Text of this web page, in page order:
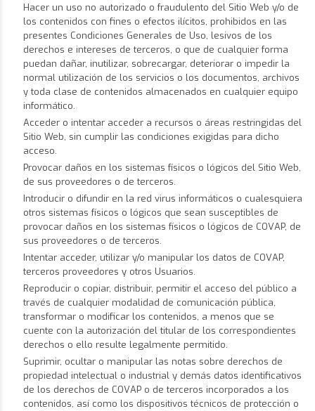
Hacer un uso no autorizado o fraudulento del Sitio Web y/o de
los contenidos con fines o efectos ilícitos, prohibidos en las
presentes Condiciones Generales de Uso, lesivos de los
derechos e intereses de terceros, o que de cualquier forma
puedan dañar, inutilizar, sobrecargar, deteriorar o impedir la
normal utilización de los servicios o los documentos, archivos
y toda clase de contenidos almacenados en cualquier equipo
informático.
Acceder o intentar acceder a recursos o áreas restringidas del
Sitio Web, sin cumplir las condiciones exigidas para dicho
acceso.
Provocar daños en los sistemas físicos o lógicos del Sitio Web,
de sus proveedores o de terceros.
Introducir o difundir en la red virus informáticos o cualesquiera
otros sistemas físicos o lógicos que sean susceptibles de
provocar daños en los sistemas físicos o lógicos de COVAP, de
sus proveedores o de terceros.
Intentar acceder, utilizar y/o manipular los datos de COVAP,
terceros proveedores y otros Usuarios.
Reproducir o copiar, distribuir, permitir el acceso del público a
través de cualquier modalidad de comunicación pública,
transformar o modificar los contenidos, a menos que se
cuente con la autorización del titular de los correspondientes
derechos o ello resulte legalmente permitido.
Suprimir, ocultar o manipular las notas sobre derechos de
propiedad intelectual o industrial y demás datos identificativos
de los derechos de COVAP o de terceros incorporados a los
contenidos, así como los dispositivos técnicos de protección o